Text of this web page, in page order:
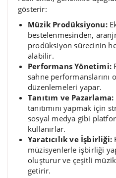
gösterir:
Müzik Prodüksiyonu:
bestelenmesinden,
prodüksiyon sürecinin
alabilir.
Performans Yönetimi:
sahne performanslarını
düzenlemeleri yapar.
Tanıtım ve Pazarlama:
tanıtımını yapmak için
sosyal medya gibi
kullanırlar.
Yaratıcılık ve İşbirliği:
müzisyenlerle işbirliği
oluşturur ve çeşitli
getirir.